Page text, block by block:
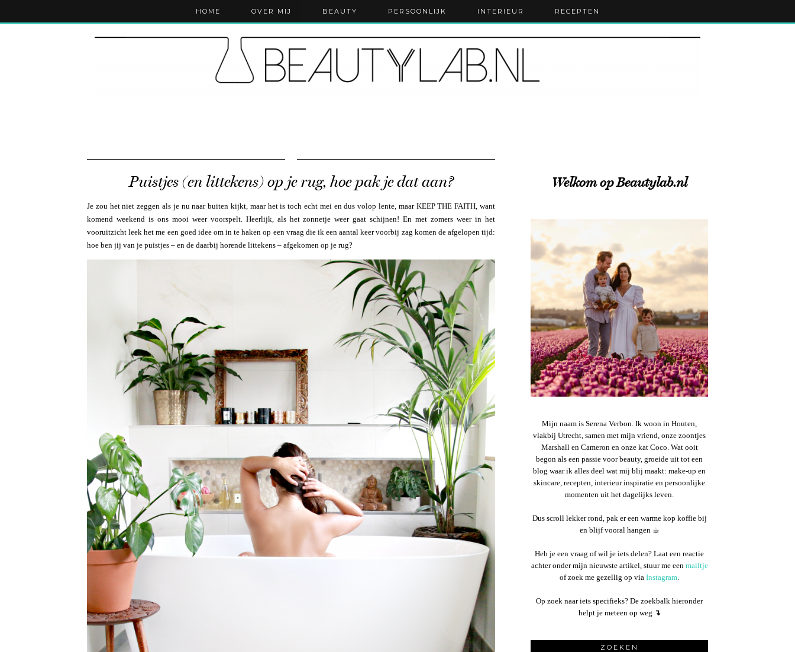
HOME OVER MIJ BEAUTY PERSOONLIJK INTERIEUR RECEPTEN
Puistjes (en littekens) op je rug, hoe pak je dat aan?
Je zou het niet zeggen als je nu naar buiten kijkt, maar het is toch echt mei en dus volop lente, maar KEEP THE FAITH, want
komend weekend is ons mooi weer voorspelt. Heerlijk, als het zonnetje weer gaat schijnen! En met zomers weer in het
vooruitzicht leek het me een goed idee om in te haken op een vraag die ik een aantal keer voorbij zag komen de afgelopen tijd:
hoe ben jij van je puistjes – en de daarbij horende littekens – afgekomen op je rug?
Welkom op Beautylab.nl
Mijn naam is Serena Verbon. Ik woon in Houten,
vlakbij Utrecht, samen met mijn vriend, onze zoontjes
Marshall en Cameron en onze kat Coco. Wat ooit
begon als een passie voor beauty, groeide uit tot een
blog waar ik alles deel wat mij blij maakt: make-up en
skincare, recepten, interieur inspiratie en persoonlijke
momenten uit het dagelijks leven.
Dus scroll lekker rond, pak er een warme kop koffie bij
en blijf vooral hangen ☕︎
Heb je een vraag of wil je iets delen? Laat een reactie
achter onder mijn nieuwste artikel, stuur me een mailtje
of zoek me gezellig op via Instagram.
Op zoek naar iets specifieks? De zoekbalk hieronder
helpt je meteen op weg ↴
ZOEKEN